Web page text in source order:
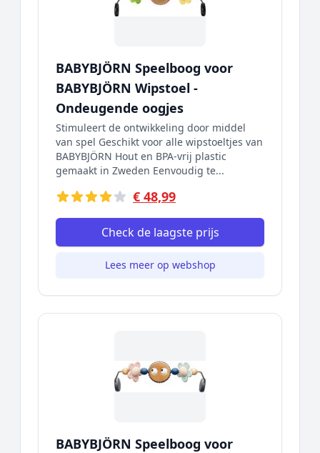
BABYBJÖRN Speelboog voor
BABYBJÖRN Wipstoel -
Ondeugende oogjes
Stimuleert de ontwikkeling door middel
van spel Geschikt voor alle wipstoeltjes van
BABYBJÖRN Hout en BPA-vrij plastic
gemaakt in Zweden Eenvoudig te...
€ 48,99
Check de laagste prijs
Lees meer op webshop
BABYBJÖRN Speelboog voor